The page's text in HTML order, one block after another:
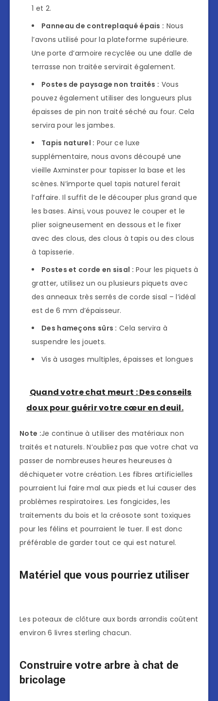
1 et 2.
Panneau de contreplaqué épais : Nous
l’avons utilisé pour la plateforme supérieure.
Une porte d’armoire recyclée ou une dalle de
terrasse non traitée servirait également.
Postes de paysage non traités : Vous
pouvez également utiliser des longueurs plus
épaisses de pin non traité séché au four. Cela
servira pour les jambes.
Tapis naturel : Pour ce luxe
supplémentaire, nous avons découpé une
vieille Axminster pour tapisser la base et les
scènes. N’importe quel tapis naturel ferait
l’affaire. Il suffit de le découper plus grand que
les bases. Ainsi, vous pouvez le couper et le
plier soigneusement en dessous et le fixer
avec des clous, des clous à tapis ou des clous
à tapisserie.
Postes et corde en sisal : Pour les piquets à
gratter, utilisez un ou plusieurs piquets avec
des anneaux très serrés de corde sisal – l’idéal
est de 6 mm d’épaisseur.
Des hameçons sûrs : Cela servira à
suspendre les jouets.
Vis à usages multiples, épaisses et longues
Quand votre chat meurt : Des conseils
doux pour guérir votre cœur en deuil.
Note :Je continue à utiliser des matériaux non
traités et naturels. N’oubliez pas que votre chat va
passer de nombreuses heures heureuses à
déchiqueter votre création. Les fibres artificielles
pourraient lui faire mal aux pieds et lui causer des
problèmes respiratoires. Les fongicides, les
traitements du bois et la créosote sont toxiques
pour les félins et pourraient le tuer. Il est donc
préférable de garder tout ce qui est naturel.
Matériel que vous pourriez utiliser
Les poteaux de clôture aux bords arrondis coûtent
environ 6 livres sterling chacun.
Construire votre arbre à chat de
bricolage